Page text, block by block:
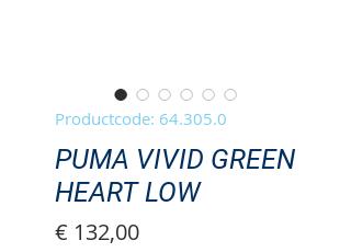
Productcode: 64.305.0
PUMA VIVID GREEN
HEART LOW
€ 132,00Prijs